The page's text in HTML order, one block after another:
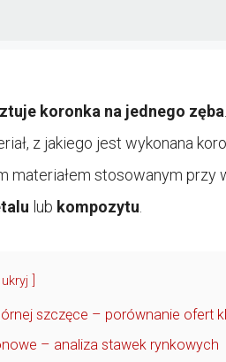
koronka na jednego zęba
z jakiego jest wykonana
materiałem stosowanym przy
lub kompozytu
ukryj
szczęce – porównanie ofert
– analiza stawek rynkowych